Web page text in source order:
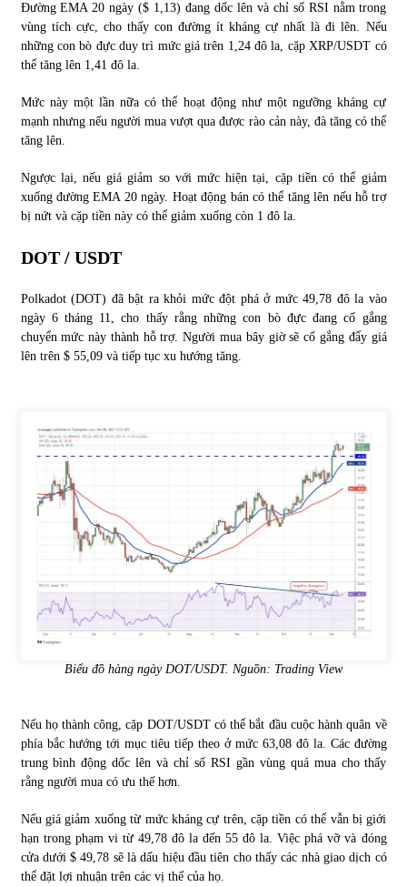
Đường EMA 20 ngày ($ 1,13) đang dốc lên và chỉ số RSI nằm trong
vùng tích cực, cho thấy con đường ít kháng cự nhất là đi lên. Nếu
những con bò đực duy trì mức giá trên 1,24 đô la, cặp XRP/USDT có
thể tăng lên 1,41 đô la.
Mức này một lần nữa có thể hoạt động như một ngưỡng kháng cự
mạnh nhưng nếu người mua vượt qua được rào cản này, đà tăng có thể
tăng lên.
Ngược lại, nếu giá giảm so với mức hiện tại, cặp tiền có thể giảm
xuống đường EMA 20 ngày. Hoạt động bán có thể tăng lên nếu hỗ trợ
bị nứt và cặp tiền này có thể giảm xuống còn 1 đô la.
DOT / USDT
Polkadot (DOT) đã bật ra khỏi mức đột phá ở mức 49,78 đô la vào
ngày 6 tháng 11, cho thấy rằng những con bò đực đang cố gắng
chuyển mức này thành hỗ trợ. Người mua bây giờ sẽ cố gắng đẩy giá
lên trên $ 55,09 và tiếp tục xu hướng tăng.
Biểu đồ hàng ngày DOT/USDT. Nguồn: Trading View
Nếu họ thành công, cặp DOT/USDT có thể bắt đầu cuộc hành quân về
phía bắc hướng tới mục tiêu tiếp theo ở mức 63,08 đô la. Các đường
trung bình động dốc lên và chỉ số RSI gần vùng quá mua cho thấy
rằng người mua có ưu thế hơn.
Nếu giá giảm xuống từ mức kháng cự trên, cặp tiền có thể vẫn bị giới
hạn trong phạm vi từ 49,78 đô la đến 55 đô la. Việc phá vỡ và đóng
cửa dưới $ 49,78 sẽ là dấu hiệu đầu tiên cho thấy các nhà giao dịch có
thể đặt lợi nhuận trên các vị thế của họ.